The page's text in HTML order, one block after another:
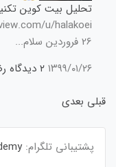
تحلیل بیت کوین تکنیکال 26
26 فروردین سلام...
۱۳۹۹/۰۱/۲۶ ۲ دیدگاه
قبلی بعدی
پشتیبانی تلگرام: